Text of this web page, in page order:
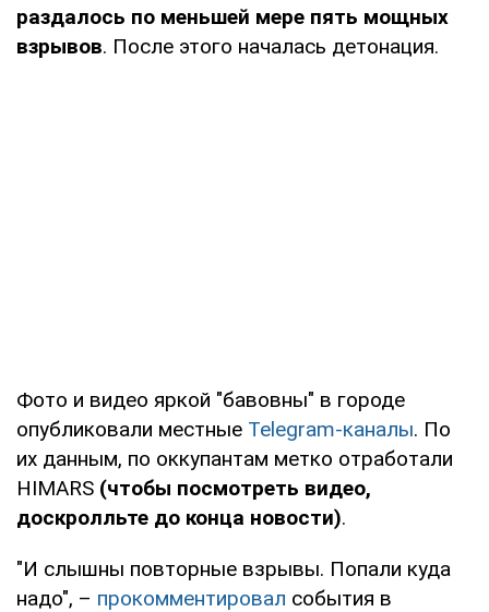
раздалось по меньшей мере пять мощных
взрывов. После этого началась детонация.
Фото и видео яркой "бавовны" в городе
опубликовали местные Telegram-каналы. По
их данным, по оккупантам метко отработали
HIMARS (чтобы посмотреть видео,
доскролльте до конца новости).
"И слышны повторные взрывы. Попали куда
надо", – прокомментировал события в